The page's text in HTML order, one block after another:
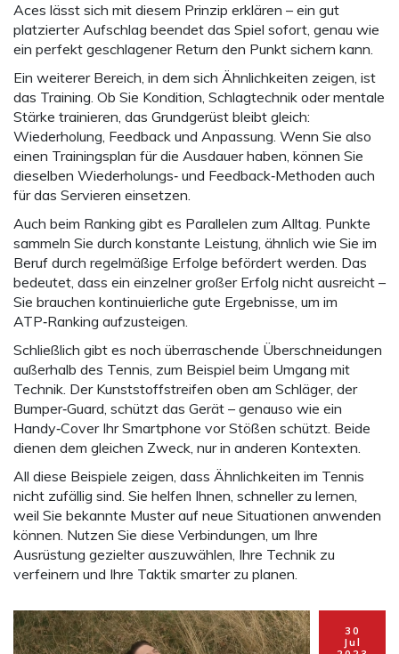
Aces lässt sich mit diesem Prinzip erklären – ein gut
platzierter Aufschlag beendet das Spiel sofort, genau wie
ein perfekt geschlagener Return den Punkt sichern kann.
Ein weiterer Bereich, in dem sich Ähnlichkeiten zeigen, ist
das Training. Ob Sie Kondition, Schlagtechnik oder mentale
Stärke trainieren, das Grundgerüst bleibt gleich:
Wiederholung, Feedback und Anpassung. Wenn Sie also
einen Trainingsplan für die Ausdauer haben, können Sie
dieselben Wiederholungs‑ und Feedback‑Methoden auch
für das Servieren einsetzen.
Auch beim Ranking gibt es Parallelen zum Alltag. Punkte
sammeln Sie durch konstante Leistung, ähnlich wie Sie im
Beruf durch regelmäßige Erfolge befördert werden. Das
bedeutet, dass ein einzelner großer Erfolg nicht ausreicht –
Sie brauchen kontinuierliche gute Ergebnisse, um im
ATP‑Ranking aufzusteigen.
Schließlich gibt es noch überraschende Überschneidungen
außerhalb des Tennis, zum Beispiel beim Umgang mit
Technik. Der Kunststoffstreifen oben am Schläger, der
Bumper‑Guard, schützt das Gerät – genauso wie ein
Handy‑Cover Ihr Smartphone vor Stößen schützt. Beide
dienen dem gleichen Zweck, nur in anderen Kontexten.
All diese Beispiele zeigen, dass Ähnlichkeiten im Tennis
nicht zufällig sind. Sie helfen Ihnen, schneller zu lernen,
weil Sie bekannte Muster auf neue Situationen anwenden
können. Nutzen Sie diese Verbindungen, um Ihre
Ausrüstung gezielter auszuwählen, Ihre Technik zu
verfeinern und Ihre Taktik smarter zu planen.
30
Jul